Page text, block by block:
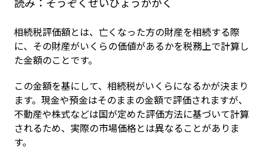
相続税評価額とは、亡くなった方の財産を相続する際
に、その財産がいくらの価値があるかを税務上で計算し
た金額のことです。
この金額を基にして、相続税がいくらになるかが決まり
ます。現金や預金はそのままの金額で評価されますが、
不動産や株式などは国が定めた評価方法に基づいて計算
されるため、実際の市場価格とは異なることがありま
す。